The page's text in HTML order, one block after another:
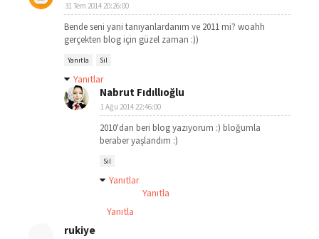
31 Tem 2014 20:26:00
Bende seni yani tanıyanlardanım ve 2011 mi? woahh
gerçekten blog için güzel zaman :))
Yanıtla Sil
Yanıtlar
Nabrut Fıdıllıoğlu
1 Ağu 2014 22:46:00
2010'dan beri blog yazıyorum :) bloğumla
beraber yaşlandım :)
Sil
Yanıtlar
Yanıtla
Yanıtla
rukiye